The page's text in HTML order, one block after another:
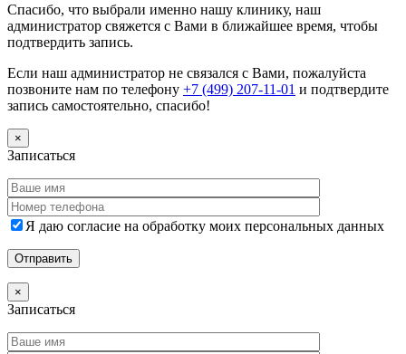
Спасибо, что выбрали именно нашу клинику, наш
администратор свяжется с Вами в ближайшее время, чтобы
подтвердить запись.
Если наш администратор не связался с Вами, пожалуйста
позвоните нам по телефону +7 (499) 207-11-01 и подтвердите
запись самостоятельно, спасибо!
×
Записаться
Я даю согласие на обработку моих персональных данных
×
Записаться